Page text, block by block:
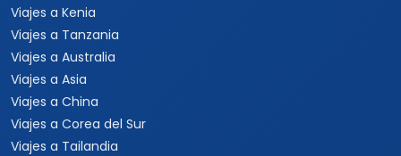
Viajes a Kenia
Viajes a Tanzania
Viajes a Australia
Viajes a Asia
Viajes a China
Viajes a Corea del Sur
Viajes a Tailandia